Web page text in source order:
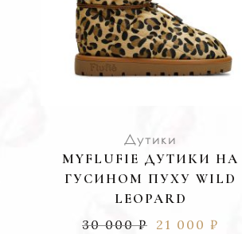
Дутики
MYFLUFIE ДУТИКИ НА
ГУСИНОМ ПУХУ WILD
LEOPARD
30 000₽ 21 000 ₽